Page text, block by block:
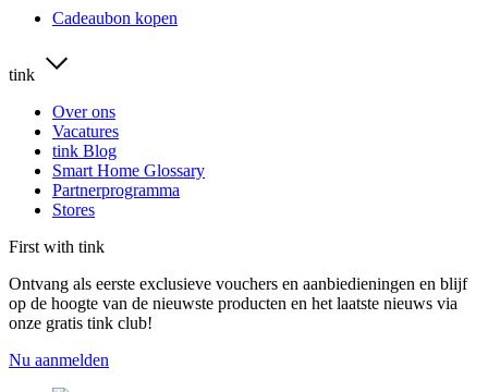
Cadeaubon kopen
tink
Over ons
Vacatures
tink Blog
Smart Home Glossary
Partnerprogramma
Stores
First with tink
Ontvang als eerste exclusieve vouchers en aanbiedieningen en blijf
op de hoogte van de nieuwste producten en het laatste nieuws via
onze gratis tink club!
Nu aanmelden